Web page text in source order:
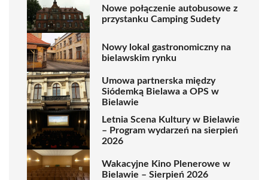
Nowe połączenie autobusowe z
przystanku Camping Sudety
Nowy lokal gastronomiczny na
bielawskim rynku
Umowa partnerska między
Siódemką Bielawa a OPS w
Bielawie
Letnia Scena Kultury w Bielawie
– Program wydarzeń na sierpień
2026
Wakacyjne Kino Plenerowe w
Bielawie – Sierpień 2026